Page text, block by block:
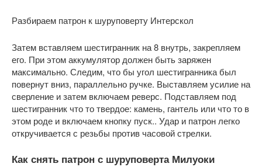
Разбираем патрон к шуруповерту Интерскол
Затем вставляем шестигранник на 8 внутрь, закрепляем
его. При этом аккумулятор должен быть заряжен
максимально. Следим, что бы угол шестигранника был
повернут вниз, параллельно ручке. Выставляем усилие на
сверление и затем включаем реверс. Подставляем под
шестигранник что то твердое: камень, гантель или что то в
этом роде и включаем кнопку пуск.. Удар и патрон легко
откручивается с резьбы против часовой стрелки.
Как снять патрон с шуруповерта Милуоки